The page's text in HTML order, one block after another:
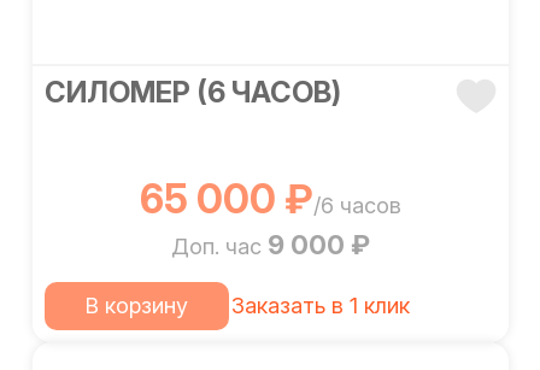
СИЛОМЕР (6 ЧАСОВ)
65 000 ₽/6 часов
Доп. час 9 000 ₽
В корзину Заказать в 1 клик